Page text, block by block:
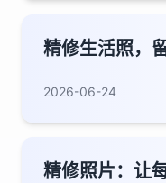
精修生活照，
2026-06-24
精修照片：让